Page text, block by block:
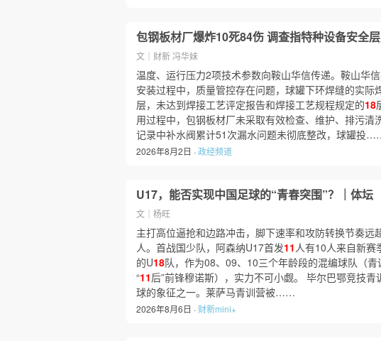
包钢板材厂爆炸10死84伤 调查指特种设备安全
文｜财新 冯华妹
温度、运行压力2项技术参数向鞍山华信传递。鞍山华
安装过程中，质量管控存在问题，球罐下环焊缝的实际
层，未达到焊接工艺评定报告和焊接工艺规程规定的18
用过程中，包钢板材厂未采取有效检查、维护、排污清
记录中补水阀累计51次漏水问题未彻底整改，球罐投
2026年8月2日 ·政经频道
U17，能否实现中国足球的“青春突围”？｜体坛
文｜杨旺
主打高位逼抢和边路冲击，脚下速率和攻防转换节奏远
人。首战国少队，阿森纳U17首发11人有10人来自新赛
的U18队，作为08、09、10三个年龄段的混编球队（
“11后”前锋穆诺斯），实力不可小觑。 毕尔巴鄂竞技
球的象征之一。莱萨马青训营被……
2026年8月6日 · 财新mini+